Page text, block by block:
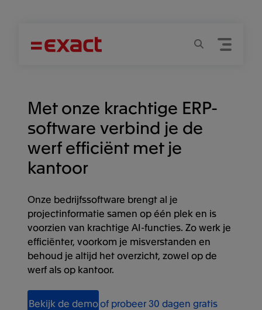
Menu
Zoeken
Met onze krachtige ERP-
software verbind je de
werf efficiënt met je
kantoor
Onze bedrijfssoftware brengt al je
projectinformatie samen op één plek en is
voorzien van krachtige AI-functies. Zo werk je
efficiënter, voorkom je misverstanden en
behoud je altijd het overzicht, zowel op de
werf als op kantoor.
Bekijk de demoof probeer 30 dagen gratis